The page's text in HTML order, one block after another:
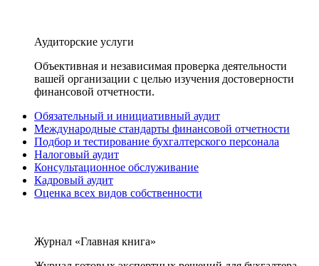
Аудиторские услуги
Объективная и независимая проверка деятельности
вашей организации с целью изучения достоверности
финансовой отчетности.
Обязательный и инициативный аудит
Международные стандарты финансовой отчетности
Подбор и тестирование бухгалтерского персонала
Налоговый аудит
Консультационное обслуживание
Кадровый аудит
Оценка всех видов собственности
Журнал «Главная книга»